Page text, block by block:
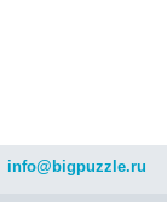
info@bigpuzzle.ru